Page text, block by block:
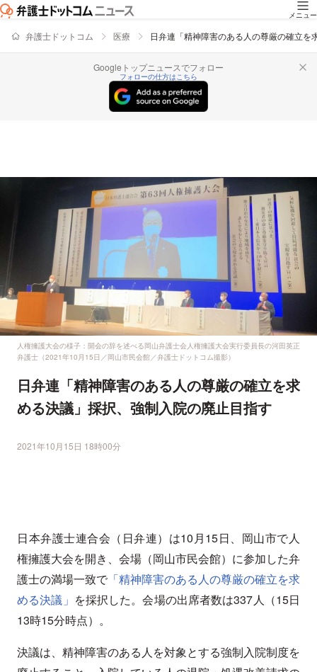
メニュー
弁護士ドットコム 医療 日弁連「精神障害のある人の尊厳の確立
Googleトップニュースでフォロー
フォローの仕方はこちら
人権擁護大会の様子：開会の辞を述べる岡山弁護士会人権擁護大会実行委員長の河田英正
弁護士（2021年10月15日／岡山市民会館／弁護士ドットコム撮影）
日弁連「精神障害のある人の尊厳の確立を求
める決議」採択、強制入院の廃止目指す
2021年10月15日 18時00分
日本弁護士連合会（日弁連）は10月15日、岡山市で人
権擁護大会を開き、会場（岡山市民会館）に参加した弁
護士の満場一致で 「精神障害のある人の尊厳の確立を求
める決議」 を採択した。会場の出席者数は337人（15日
13時15分時点）。
決議は、精神障害のある人を対象とする強制入院制度を